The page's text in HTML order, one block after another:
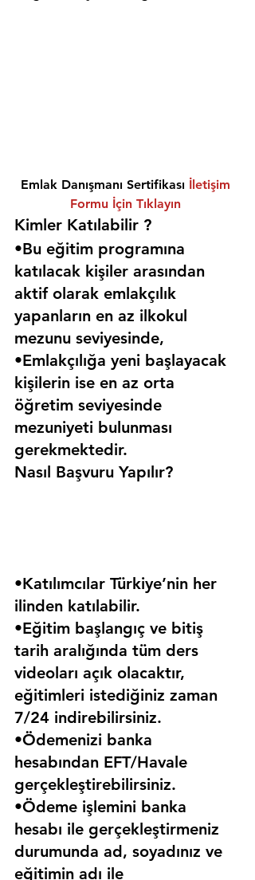
Emlak Danışmanı Sertifikası İletişim
Formu İçin Tıklayın
Kimler Katılabilir ?
•Bu eğitim programına
katılacak kişiler arasından
aktif olarak emlakçılık
yapanların en az ilkokul
mezunu seviyesinde,
•Emlakçılığa yeni başlayacak
kişilerin ise en az orta
öğretim seviyesinde
mezuniyeti bulunması
gerekmektedir.
Nasıl Başvuru Yapılır?
•Katılımcılar Türkiye’nin her
ilinden katılabilir.
•Eğitim başlangıç ve bitiş
tarih aralığında tüm ders
videoları açık olacaktır,
eğitimleri istediğiniz zaman
7/24 indirebilirsiniz.
•Ödemenizi banka
hesabından EFT/Havale
gerçekleştirebilirsiniz.
•Ödeme işlemini banka
hesabı ile gerçekleştirmeniz
durumunda ad, soyadınız ve
eğitimin adı ile